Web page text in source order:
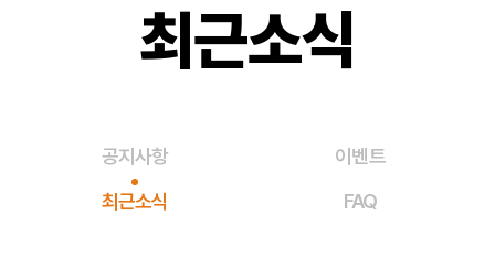
최근소식
공지사항
이벤트
최근소식
FAQ